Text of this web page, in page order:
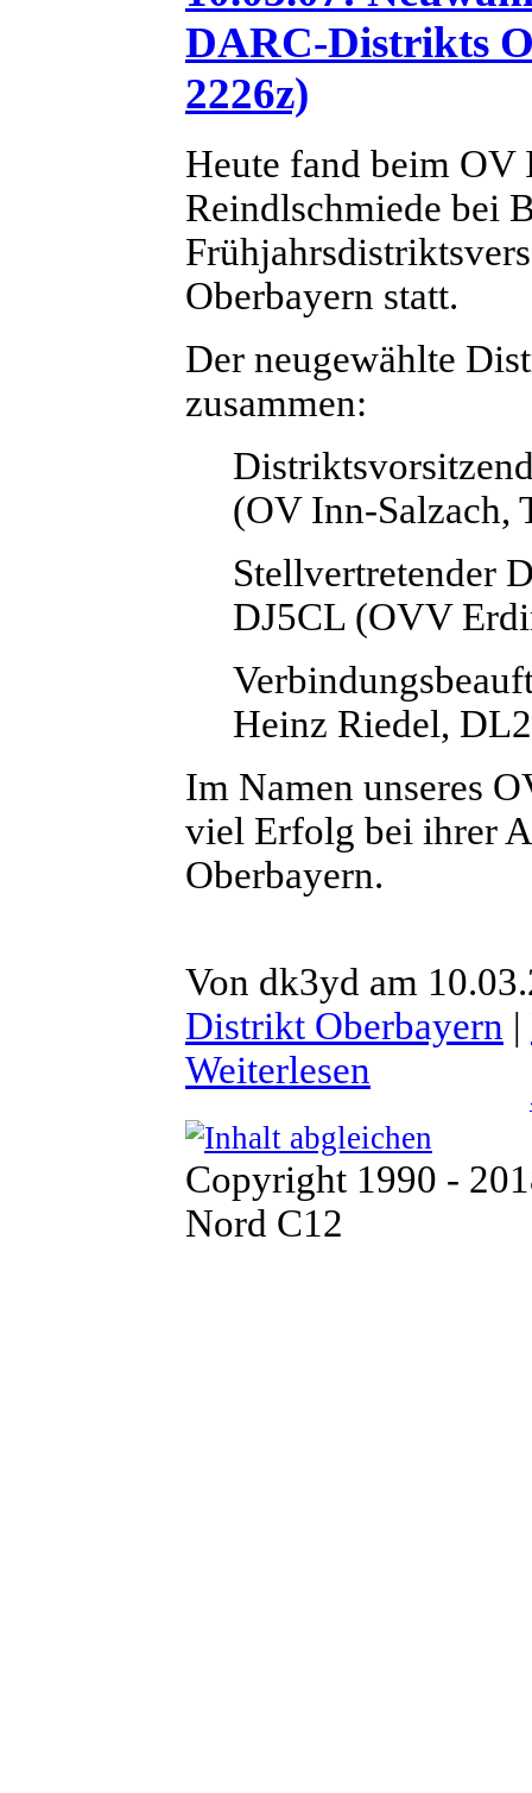
DARC-Distrikts
2226z)
Heute fand beim
Reindlschmiede bei
Oberbayern statt.
Der neugewählte
zusammen:
(OV Inn-Salzach,
Stellvertretender
DJ5CL (OVV
Heinz Riedel,
Im Namen unseres
viel Erfolg bei ihrer
Oberbayern.
Von dk3yd am
Distrikt Oberbayern |
Weiterlesen
Copyright 1990 -
Nord C12